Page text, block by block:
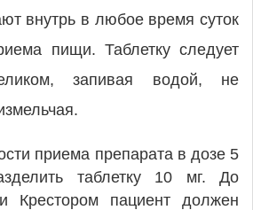
внутрь в любое время суток
пищи. Таблетку следует
запивая водой, не
приема препарата в дозе 5
таблетку 10 мг. До
Крестором пациент должен